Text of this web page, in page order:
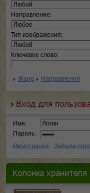
Направление:
Тип изображения:
Ключевое слово:
Жанр Направления
Вход для
Имя:
Пароль:
Регистрация
Забыли
Колонка хранителя